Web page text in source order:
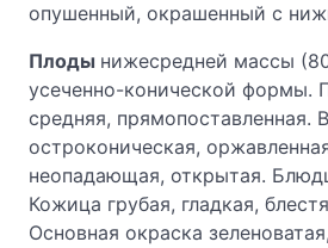
опушенный, окрашенный с
Плоды нижесредней массы
усеченно-конической формы.
средняя, прямопоставленная.
остроконическая,
неопадающая, открытая.
Кожица грубая, гладкая,
Основная окраска